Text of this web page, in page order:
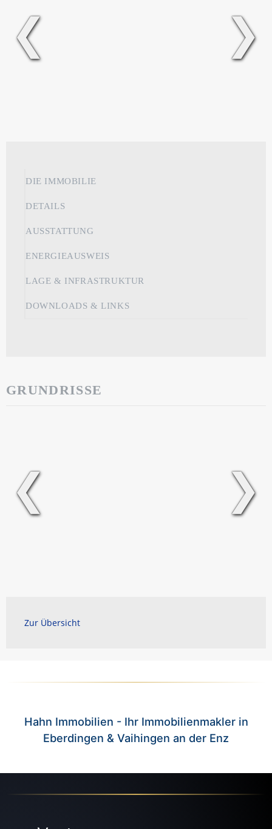
❮ ❯
DIE IMMOBILIE
DETAILS
AUSSTATTUNG
ENERGIEAUSWEIS
LAGE & INFRASTRUKTUR
DOWNLOADS & LINKS
GRUNDRISSE
❮ ❯
Zur Übersicht
Hahn Immobilien - Ihr Immobilienmakler in
Eberdingen & Vaihingen an der Enz